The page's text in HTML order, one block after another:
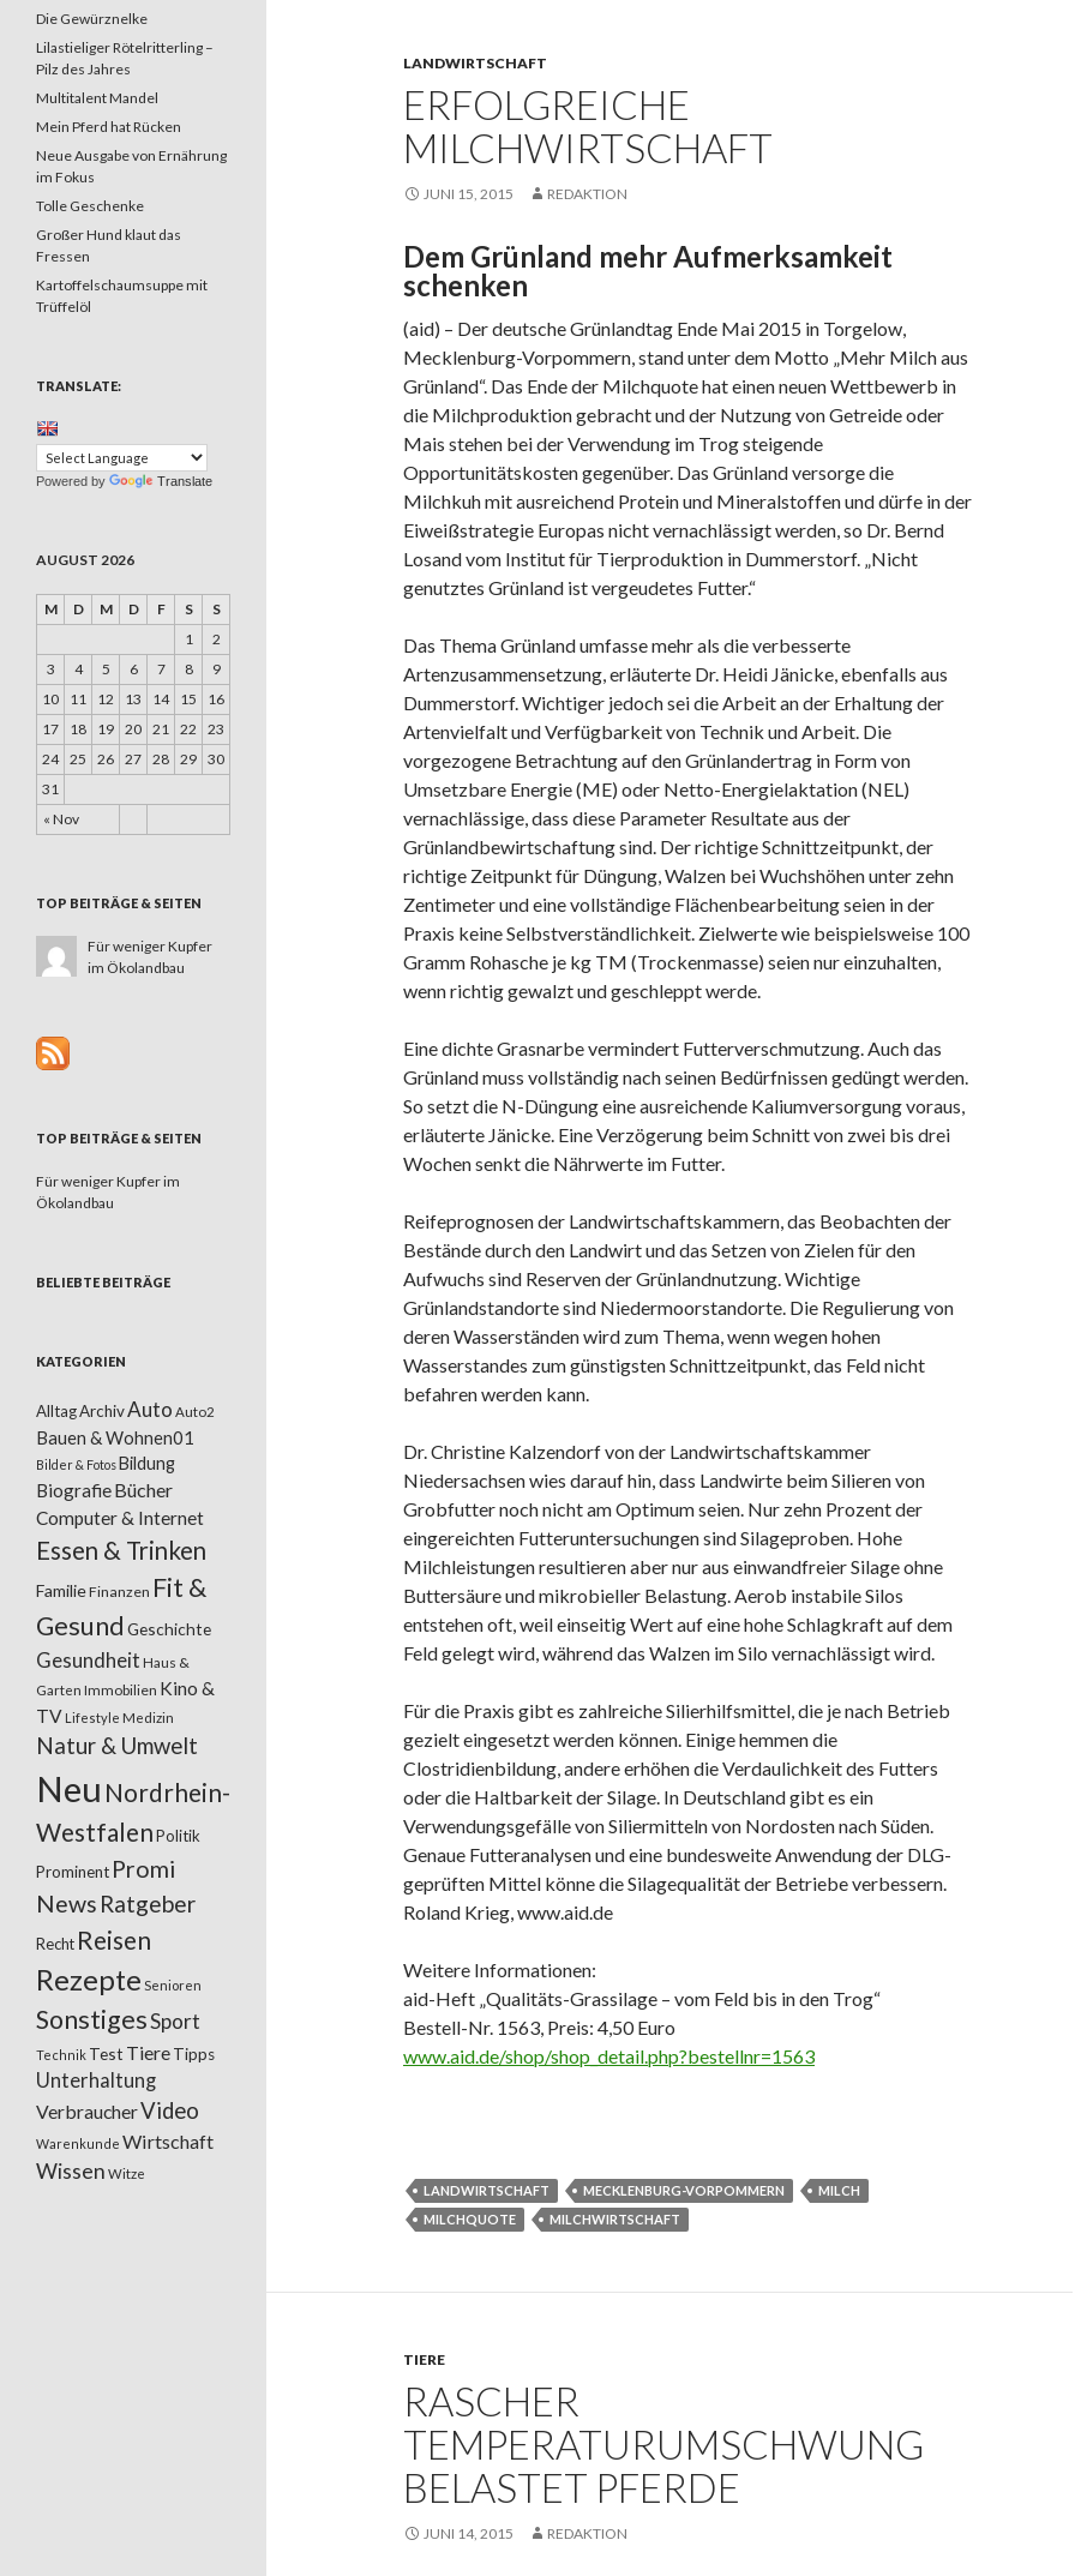
LANDWIRTSCHAFT
ERFOLGREICHE
MILCHWIRTSCHAFT
JUNI 15, 2015 REDAKTION
Dem Grünland mehr Aufmerksamkeit
schenken
(aid) – Der deutsche Grünlandtag Ende Mai 2015 in Torgelow,
Mecklenburg-Vorpommern, stand unter dem Motto „Mehr Milch aus
Grünland“. Das Ende der Milchquote hat einen neuen Wettbewerb in
die Milchproduktion gebracht und der Nutzung von Getreide oder
Mais stehen bei der Verwendung im Trog steigende
Opportunitätskosten gegenüber. Das Grünland versorge die
Milchkuh mit ausreichend Protein und Mineralstoffen und dürfe in der
Eiweißstrategie Europas nicht vernachlässigt werden, so Dr. Bernd
Losand vom Institut für Tierproduktion in Dummerstorf. „Nicht
genutztes Grünland ist vergeudetes Futter.“
Das Thema Grünland umfasse mehr als die verbesserte
Artenzusammensetzung, erläuterte Dr. Heidi Jänicke, ebenfalls aus
Dummerstorf. Wichtiger jedoch sei die Arbeit an der Erhaltung der
Artenvielfalt und Verfügbarkeit von Technik und Arbeit. Die
vorgezogene Betrachtung auf den Grünlandertrag in Form von
Umsetzbare Energie (ME) oder Netto-Energielaktation (NEL)
vernachlässige, dass diese Parameter Resultate aus der
Grünlandbewirtschaftung sind. Der richtige Schnittzeitpunkt, der
richtige Zeitpunkt für Düngung, Walzen bei Wuchshöhen unter zehn
Zentimeter und eine vollständige Flächenbearbeitung seien in der
Praxis keine Selbstverständlichkeit. Zielwerte wie beispielsweise 100
Gramm Rohasche je kg TM (Trockenmasse) seien nur einzuhalten,
wenn richtig gewalzt und geschleppt werde.
Eine dichte Grasnarbe vermindert Futterverschmutzung. Auch das
Grünland muss vollständig nach seinen Bedürfnissen gedüngt werden.
So setzt die N-Düngung eine ausreichende Kaliumversorgung voraus,
erläuterte Jänicke. Eine Verzögerung beim Schnitt von zwei bis drei
Wochen senkt die Nährwerte im Futter.
Reifeprognosen der Landwirtschaftskammern, das Beobachten der
Bestände durch den Landwirt und das Setzen von Zielen für den
Aufwuchs sind Reserven der Grünlandnutzung. Wichtige
Grünlandstandorte sind Niedermoorstandorte. Die Regulierung von
deren Wasserständen wird zum Thema, wenn wegen hohen
Wasserstandes zum günstigsten Schnittzeitpunkt, das Feld nicht
befahren werden kann.
Dr. Christine Kalzendorf von der Landwirtschaftskammer
Niedersachsen wies darauf hin, dass Landwirte beim Silieren von
Grobfutter noch nicht am Optimum seien. Nur zehn Prozent der
eingereichten Futteruntersuchungen sind Silageproben. Hohe
Milchleistungen resultieren aber nur aus einwandfreier Silage ohne
Buttersäure und mikrobieller Belastung. Aerob instabile Silos
entstehen oft, weil einseitig Wert auf eine hohe Schlagkraft auf dem
Feld gelegt wird, während das Walzen im Silo vernachlässigt wird.
Für die Praxis gibt es zahlreiche Silierhilfsmittel, die je nach Betrieb
gezielt eingesetzt werden können. Einige hemmen die
Clostridienbildung, andere erhöhen die Verdaulichkeit des Futters
oder die Haltbarkeit der Silage. In Deutschland gibt es ein
Verwendungsgefälle von Siliermitteln von Nordosten nach Süden.
Genaue Futteranalysen und eine bundesweite Anwendung der DLG-
geprüften Mittel könne die Silagequalität der Betriebe verbessern.
Roland Krieg, www.aid.de
Weitere Informationen:
aid-Heft „Qualitäts-Grassilage – vom Feld bis in den Trog“
Bestell-Nr. 1563, Preis: 4,50 Euro
www.aid.de/shop/shop_detail.php?bestellnr=1563
LANDWIRTSCHAFT MECKLENBURG-VORPOMMERN
MILCH
MILCHQUOTE
MILCHWIRTSCHAFT
TIERE
RASCHER
TEMPERATURUMSCHWUNG
BELASTET PFERDE
JUNI 14, 2015 REDAKTION
Die Gewürznelke
Lilastieliger Rötelritterling –
Pilz des Jahres
Multitalent Mandel
Mein Pferd hat Rücken
Neue Ausgabe von Ernährung
im Fokus
Tolle Geschenke
Großer Hund klaut das
Fressen
Kartoffelschaumsuppe mit
Trüffelöl
TRANSLATE:
Powered by Translate
AUGUST 2026
M D M D F S S
« Nov
1
2
3
4 5 6 7 8
9
10
11 12 13 14 15
16
17
18 19 20 21 22
23
24 25 26 27 28 29 30
31
TOP BEITRÄGE & SEITEN
Für weniger Kupfer
im Ökolandbau
TOP BEITRÄGE & SEITEN
Für weniger Kupfer im
Ökolandbau
BELIEBTE BEITRÄGE
KATEGORIEN
AlltagArchivAuto Auto2
Bauen & Wohnen01
Bilder & FotosBildung
BiografieBücher
Computer & Internet
Essen & Trinken
FamilieFinanzen Fit &
Gesund Geschichte
Gesundheit Haus &
Garten Immobilien Kino &
TV Lifestyle Medizin
Natur & Umwelt
Neu Nordrhein-
WestfalenPolitik
Prominent Promi
News Ratgeber
Recht Reisen
Rezepte Senioren
SonstigesSport
Technik Test TiereTipps
Unterhaltung
VerbraucherVideo
Warenkunde Wirtschaft
Wissen Witze